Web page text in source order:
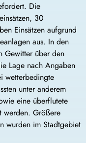
Die
30
Einsätzen aufgrund
aus. In den
Gewitter über den
Lage nach Angaben
wetterbedingte
unter anderem
eine überflutete
werden. Größere
wurden im Stadtgebiet